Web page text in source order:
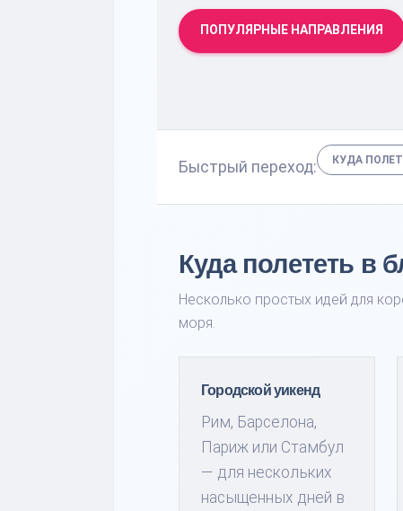
ПОПУЛЯРНЫЕ НАПРАВЛЕНИЯ
Быстрый переход: КУДА
Куда полететь в
Несколько простых идей для
моря.
Городской уикенд
Рим, Барселона,
Париж или Стамбул
— для нескольких
насыщенных дней в